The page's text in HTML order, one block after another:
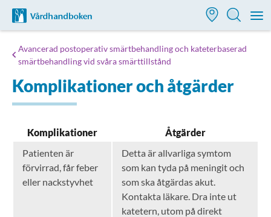
Till startsidan för Vårdhandboken
Avancerad postoperativ smärtbehandling och kateterbaserad
smärtbehandling vid svåra smärttillstånd
Komplikationer och åtgärder
Komplikationer
Åtgärder
Patienten är
förvirrad, får feber
eller nackstyvhet
Detta är allvarliga symtom
som kan tyda på meningit och
som ska åtgärdas akut.
Kontakta läkare. Dra inte ut
katetern, utom på direkt